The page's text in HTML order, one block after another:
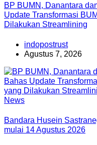
BP BUMN, Danantara
Update Transformasi
Dilakukan Streamlining
indopostrust
Agustus 7, 2026
News
Bandara Husein
mulai 14 Agustus 2026